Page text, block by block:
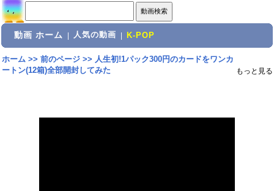
動画 ホーム 人気の動画 K-POP
ホーム>> 前のページ>> 人生初!1パック300円のカードをワンカ
ートン(12箱)全部開封してみた
もっと見る